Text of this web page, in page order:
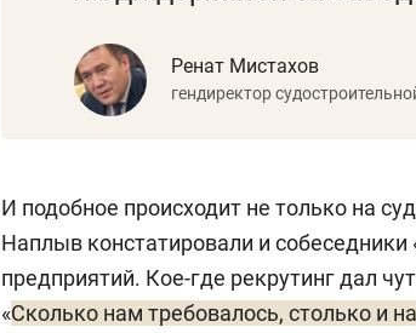
Ренат Мистахов
гендиректор
И подобное происходит не только на
Наплыв констатировали и собеседники
предприятий. Кое-где рекрутинг дал
«Сколько нам требовалось, столько и